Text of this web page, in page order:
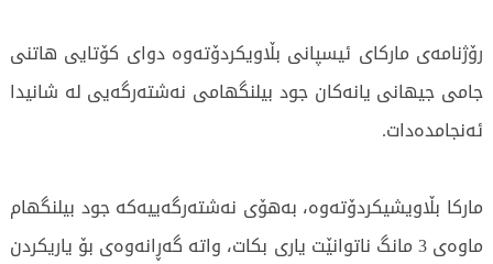
رۆژنامەی ماركای ئیسپانی بڵاویكردۆتەوە دوای كۆتایی هاتنی
جامی جیهانی یانەكان جود بیلنگهامی نەشتەرگەیی لە شانیدا
ئەنجامدەدات.
ماركا بڵاویشیكردۆتەوە، بەهۆی نەشتەرگەییەكە جود بیلنگهام
ماوەی 3 مانگ ناتوانێت یاری بكات، واتە گەڕانەوەی بۆ یاریكردن